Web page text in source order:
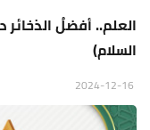
العلم.. أفضلُ
السلام)